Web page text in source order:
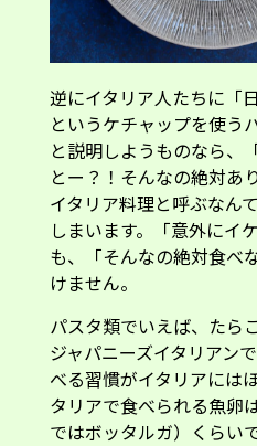
逆にイタリア人たちに「
というケチャップを使う
と説明しようものなら、
とー？！そんなの絶対あ
イタリア料理と呼ぶなん
しまいます。「意外にイ
も、「そんなの絶対食べ
けません。
パスタ類でいえば、たら
ジャパニーズイタリアン
べる習慣がイタリアには
タリアで食べられる魚卵
ではボッタルガ）くらい